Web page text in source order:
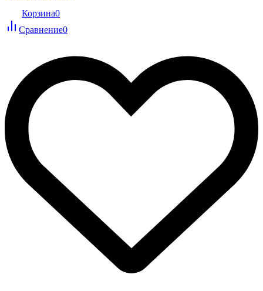
Корзина0
Сравнение0